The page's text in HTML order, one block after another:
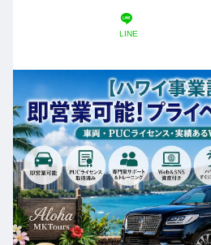
LINE